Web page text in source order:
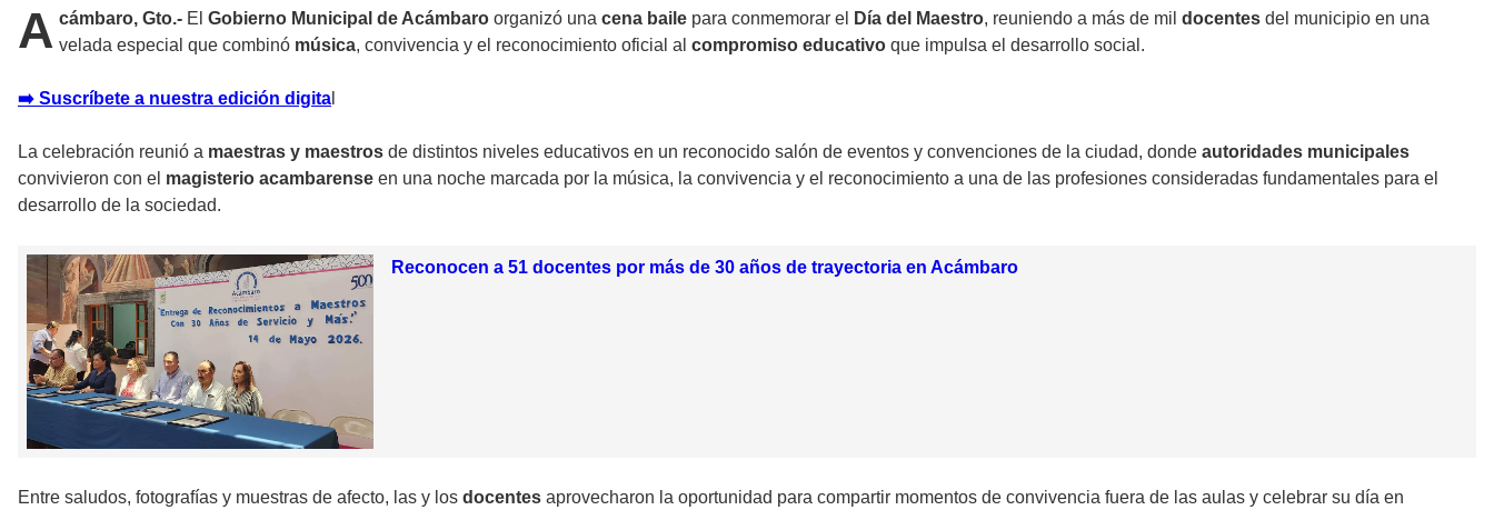
A cámbaro, Gto.- El Gobierno Municipal de Acámbaro organizó una cena baile para conmemorar el Día del Maestro, reuniendo a más de mil docentes del municipio en una
velada especial que combinó música, convivencia y el reconocimiento oficial al compromiso educativo que impulsa el desarrollo social.
➡️ Suscríbete a nuestra edición digita
La celebración reunió a maestras y maestros de distintos niveles educativos en un reconocido salón de eventos y convenciones de la ciudad, donde autoridades municipales
convivieron con el magisterio acambarense en una noche marcada por la música, la convivencia y el reconocimiento a una de las profesiones consideradas fundamentales para el
desarrollo de la sociedad.
Reconocen a 51 docentes por más de 30 años de trayectoria en Acámbaro
Entre saludos, fotografías y muestras de afecto, las y los docentes aprovecharon la oportunidad para compartir momentos de convivencia fuera de las aulas y celebrar su día en